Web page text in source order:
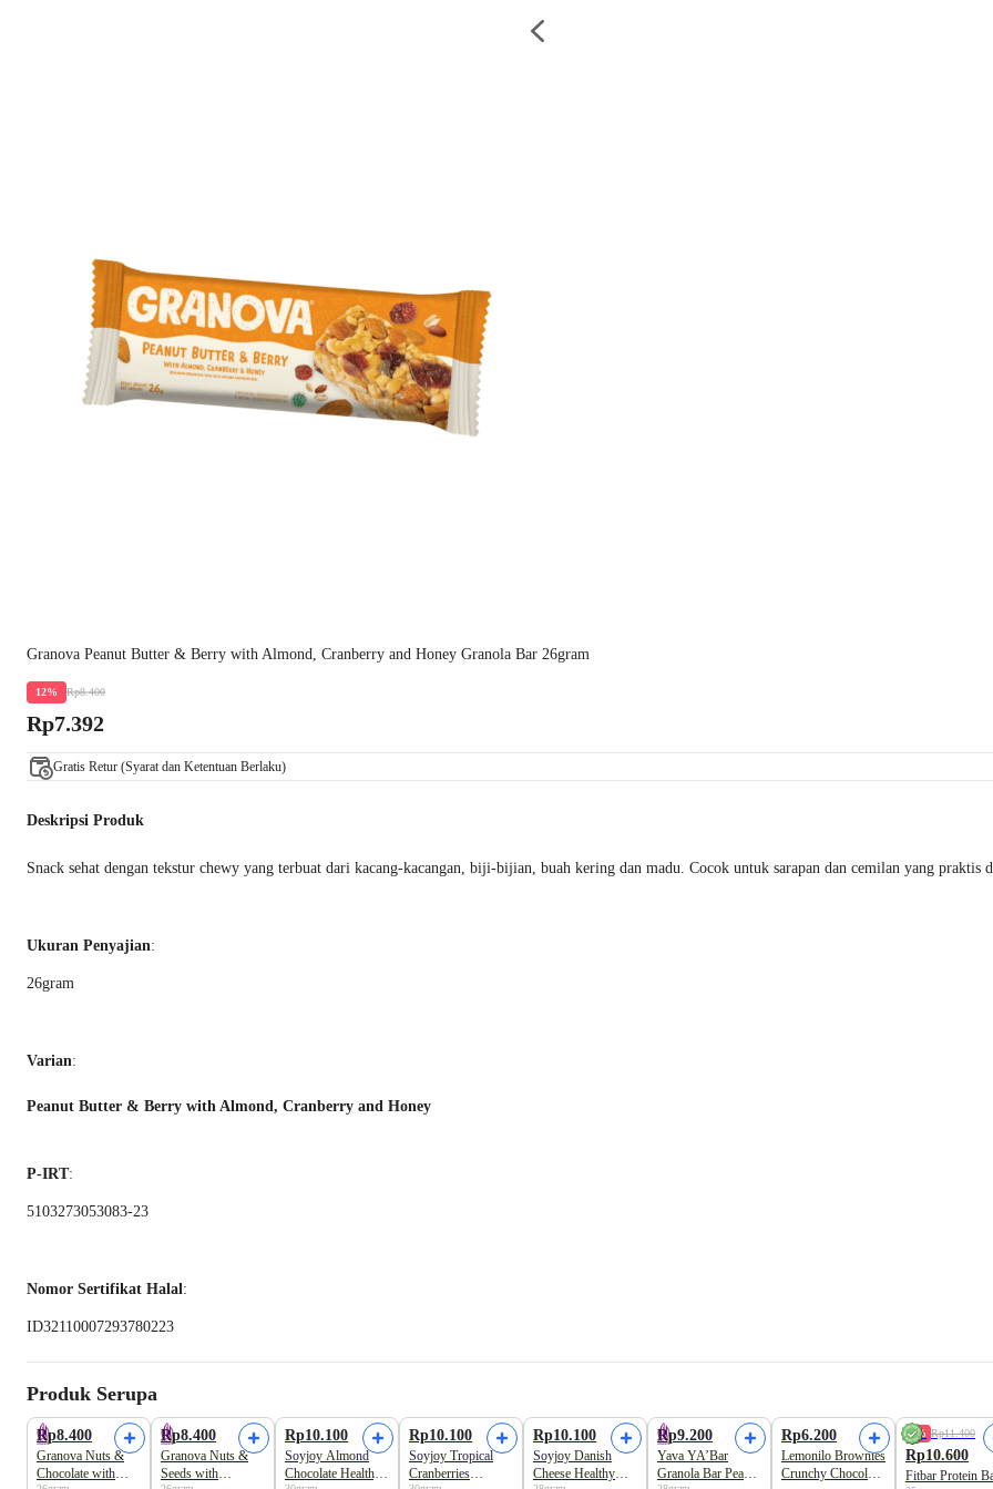
Granova Peanut Butter & Berry with Almond, Cranberry and Honey Granola Bar 26gram
12% Rp8.400
Rp7.392
Gratis Retur (Syarat dan Ketentuan Berlaku)
Deskripsi Produk
Snack sehat dengan tekstur chewy yang terbuat dari kacang-kacangan, biji-bijian, buah kering dan madu. Cocok untuk sarapan dan cemilan yang praktis
Ukuran Penyajian:
26gram
Varian:
Peanut Butter & Berry with Almond, Cranberry and Honey
P-IRT:
5103273053083-23
Nomor Sertifikat Halal:
ID32110007293780223
Produk Serupa
Rp8.400
Granova Nuts &
Chocolate with
Rp8.400
Granova Nuts &
Seeds with
Rp10.100
Soyjoy Almond
Chocolate Healthy
Rp10.100
Soyjoy Tropical
Cranberries
Rp10.100
Soyjoy Danish
Cheese Healthy
Rp9.200
Yava YA’Bar
Granola Bar Peanut
Rp6.200
Lemonilo Brownies
Crunchy Chocolate
7% Rp11.400
Rp10.600
Fitbar Protein